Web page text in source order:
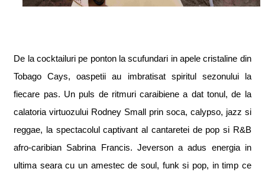
De la cocktailuri pe ponton la scufundari in apele cristaline din
Tobago Cays, oaspetii au imbratisat spiritul sezonului la
fiecare pas. Un puls de ritmuri caraibiene a dat tonul, de la
calatoria virtuozului Rodney Small prin soca, calypso, jazz si
reggae, la spectacolul captivant al cantaretei de popsi R&B
afro-caribian Sabrina Francis. Jeverson a adus energia in
ultima seara cu un amestec de soul, funksi pop, in timp ce